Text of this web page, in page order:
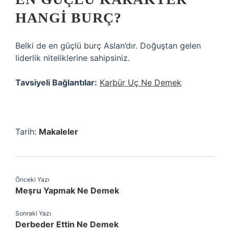
HANGI BURÇ?
Belki de en güçlü burç Aslan’dır. Doğuştan gelen
liderlik niteliklerine sahipsiniz.
Tavsiyeli Bağlantılar: Karbür Uç Ne Demek
Tarih: Makaleler
Önceki Yazı
Meşru Yapmak Ne Demek
Sonraki Yazı
Derbeder Ettin Ne Demek